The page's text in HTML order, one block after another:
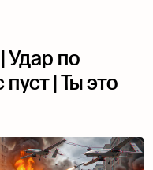
Удар по
| Ты это